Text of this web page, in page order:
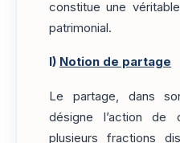
constitue une
patrimonial.
I) Notion de partage
Le partage, dans
désigne l’action de
plusieurs fractions